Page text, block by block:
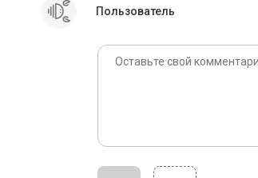
Пользователь